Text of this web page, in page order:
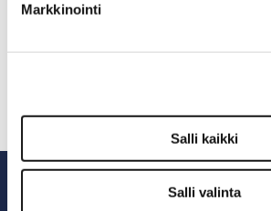
Markkinointi
Salli kaikki
Salli valinta
Siivouskaappi Restmec
Sisältää teräsaltaan ja
avonainen tuuletuksen
Valmistusmateriaali hiottu
Sisältää
Kaappi